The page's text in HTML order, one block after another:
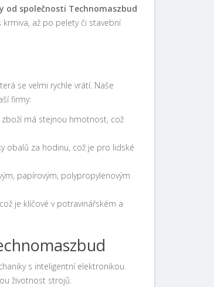
od společnosti Technomaszbud
až po pelety či stavební
se velmi rychle vrátí. Naše
firmy:
zboží má stejnou hmotnost, což
obalů za hodinu, což je pro lidské
papírovým, polypropylenovým
je klíčové v potravinářském a
s inteligentní elektronikou.
životnost strojů.